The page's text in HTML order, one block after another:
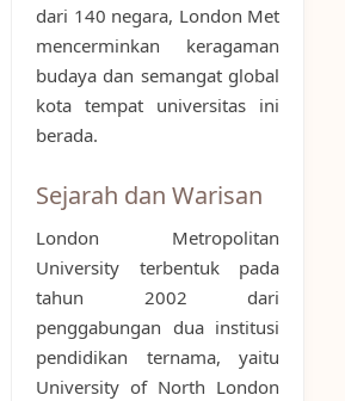
dari 140 negara, London Met
mencerminkan keragaman
budaya dan semangat global
kota tempat universitas ini
berada.
Sejarah dan Warisan
London Metropolitan
University terbentuk pada
tahun 2002 dari
penggabungan dua institusi
pendidikan ternama, yaitu
University of North London